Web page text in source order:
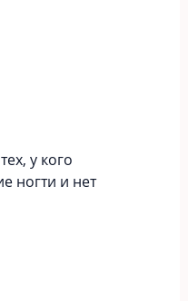
у кого
ногти и нет